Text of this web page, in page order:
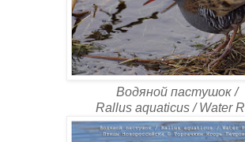
Водяной пастушок /
Rallus aquaticus / Water